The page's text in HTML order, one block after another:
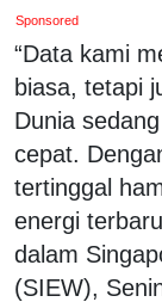
Sponsored
“Data kami
biasa, tetapi
Dunia
cepat.
tertinggal
energi
dalam
(SIEW),